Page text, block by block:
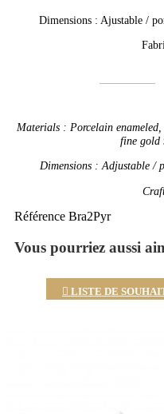
Dimensions : Ajustable /
Materials : Porcelain
fine gold
Dimensions : Adjustable /
Référence Bra2Pyr
Vous pourriez aussi
 LISTE DE